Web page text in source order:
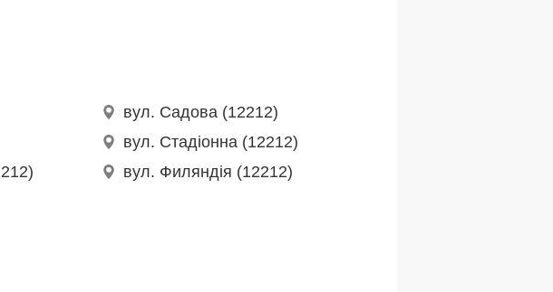
вул. Садова (12212)
вул. Стадіонна (12212)
вул. Филяндія (12212)